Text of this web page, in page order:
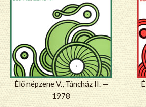
Élő népzene V., Táncház II. —
1978